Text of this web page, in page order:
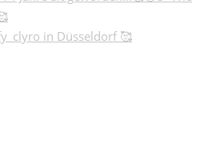
in Düsseldorf 🥰